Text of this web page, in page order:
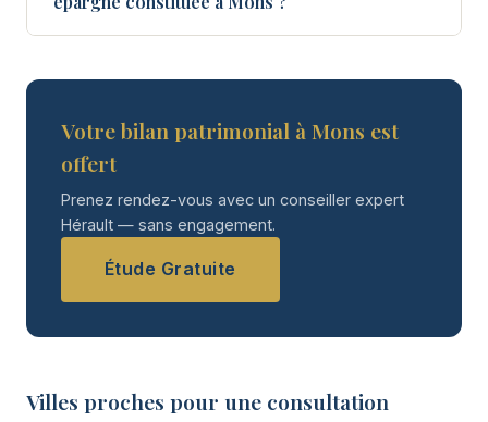
Votre bilan patrimonial à Mons est
offert
Prenez rendez-vous avec un conseiller expert
Hérault — sans engagement.
Étude Gratuite
Villes proches pour une consultation